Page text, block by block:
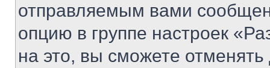
отправляемым вами
опцию в группе настроек
на это, вы сможете